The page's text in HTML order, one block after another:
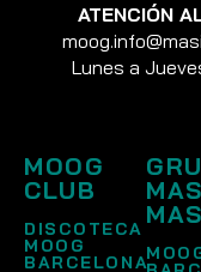
ATENCIÓN
Lunes a
MOOG
CLUB
DISCOTECA
MOOG
BARCELONA
MAS